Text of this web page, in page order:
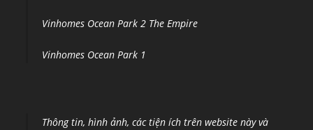
Vinhomes Ocean Park 2 The Empire
Vinhomes Ocean Park 1
Thông tin, hình ảnh, các tiện ích trên website này và